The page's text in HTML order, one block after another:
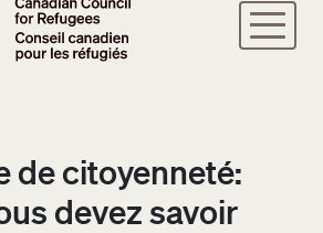
de citoyenneté:
devez savoir